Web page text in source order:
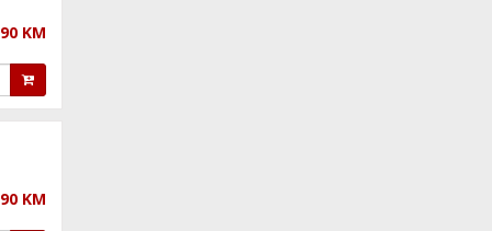
KM
KM